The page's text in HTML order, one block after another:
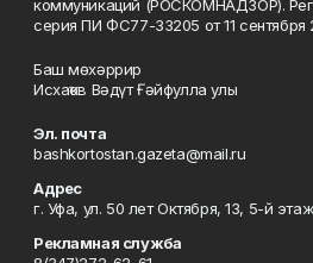
коммуникаций (РОСКОМНАДЗОР).
серия ПИ ФС77-33205 от 11 сентября
Баш мөхәррир
Исхаҡов Вәдүт Ғәйфулла улы
Эл. почта
bashkortostan.gazeta@mail.ru
Адрес
г. Уфа, ул. 50 лет Октября, 13, 5-й этаж
Рекламная служба